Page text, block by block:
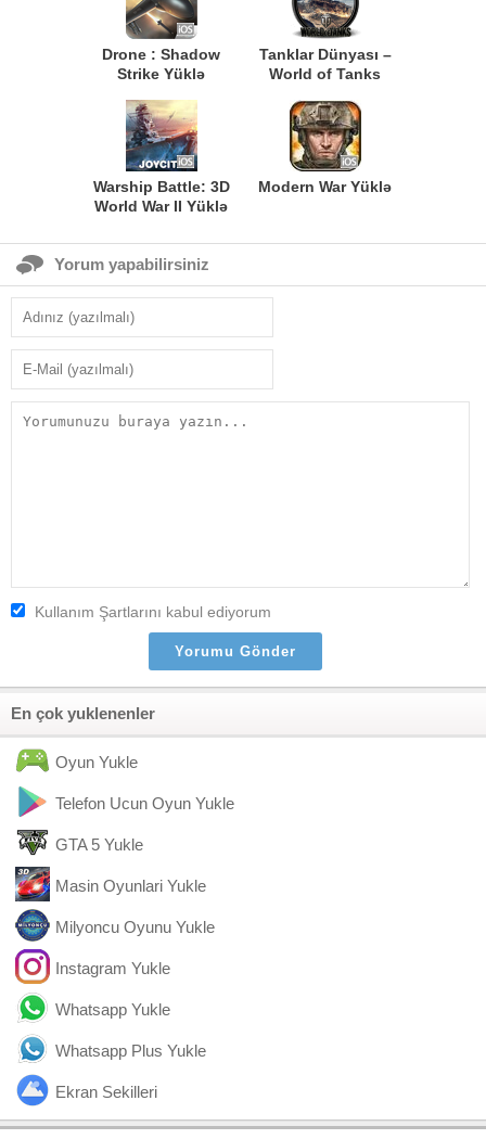
Drone : Shadow
Strike Yüklə
Tanklar Dünyası –
World of Tanks
Warship Battle: 3D
World War II Yüklə
Modern War Yüklə
Yorum yapabilirsiniz
Kullanım Şartlarını kabul ediyorum
En çok yuklenenler
Oyun Yukle
Telefon Ucun Oyun Yukle
GTA 5 Yukle
Masin Oyunlari Yukle
Milyoncu Oyunu Yukle
Instagram Yukle
Whatsapp Yukle
Whatsapp Plus Yukle
Ekran Sekilleri